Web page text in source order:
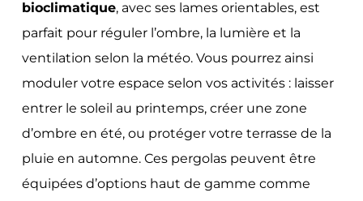
bioclimatique, avec ses lames orientables, est
parfait pour réguler l’ombre, la lumière et la
ventilation selon la météo. Vous pourrez ainsi
moduler votre espace selon vos activités : laisser
entrer le soleil au printemps, créer une zone
d’ombre en été, ou protéger votre terrasse de la
pluie en automne. Ces pergolas peuvent être
équipées d’options haut de gamme comme